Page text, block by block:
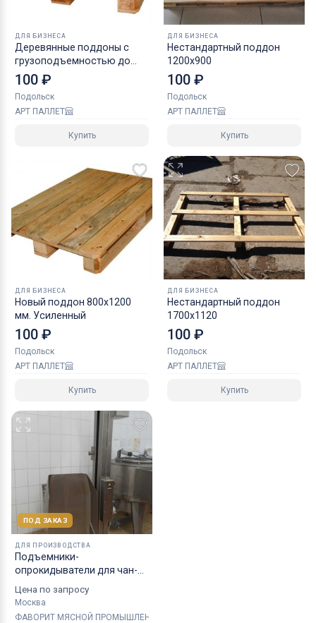
ДЛЯ БИЗНЕСА
Деревянные поддоны с
грузоподъемностью до
1500 кг
100 ₽
Подольск
АРТ ПАЛЛЕТ
Купить
ДЛЯ БИЗНЕСА
Нестандартный поддон
1200х900
100 ₽
Подольск
АРТ ПАЛЛЕТ
Купить
ДЛЯ БИЗНЕСА
Новый поддон 800х1200
мм. Усиленный
100 ₽
Подольск
АРТ ПАЛЛЕТ
Купить
ДЛЯ БИЗНЕСА
Нестандартный поддон
1700х1120
100 ₽
Подольск
АРТ ПАЛЛЕТ
Купить
ПОД ЗАКАЗ
ДЛЯ ПРОИЗВОДСТВА
Подъемники-
опрокидыватели для чан-
Цена по запросу
Москва
ФАВОРИТ МЯСНОЙ ПРОМЫШЛЕННОСТИ